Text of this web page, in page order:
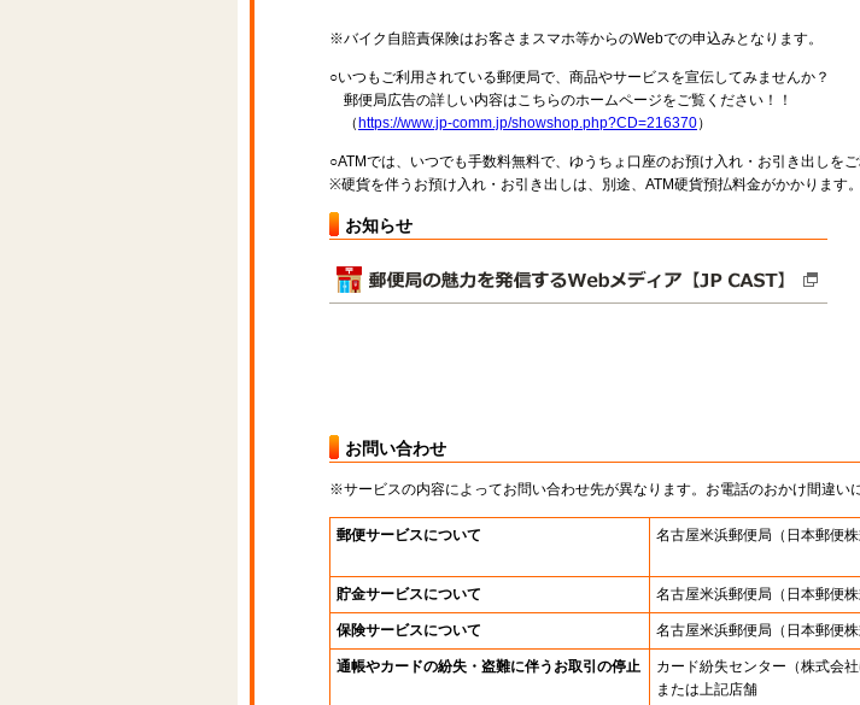
※バイク自賠責保険はお客さまスマホ等からのWebでの申込みとなります。
○いつもご利用されている郵便局で、商品やサービスを宣伝してみませんか？
郵便局広告の詳しい内容はこちらのホームページをご覧ください！！
（ https://www.jp-comm.jp/showshop.php?CD=216370）
○ATMでは、いつでも手数料無料で、ゆうちょ口座のお預け入れ・お引き出しをご
※硬貨を伴うお預け入れ・お引き出しは、別途、ATM硬貨預払料金がかかります。
お知らせ
お問い合わせ
※サービスの内容によってお問い合わせ先が異なります。お電話のおかけ間違い
郵便サービスについて 名古屋米浜郵便局 （日本郵便
貯金サービスについて 名古屋米浜郵便局 （日本郵便
保険サービスについて 名古屋米浜郵便局 （日本郵便
通帳やカードの紛失・盗難に伴うお取引の停止 カード紛失センター （株式会
または上記店舗